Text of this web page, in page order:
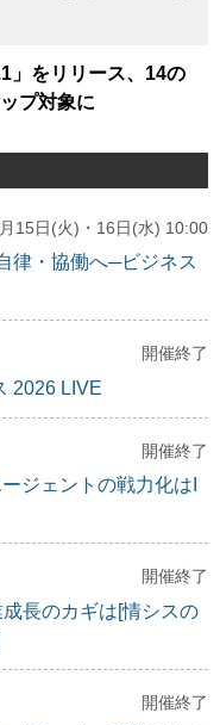
」をリリース、14の
プ対象に
15日(火)・16日(水) 10:00
律・協働へ─ビジネス
開催終了
2026 LIVE
開催終了
ジェントの戦力化はI
開催終了
長のカギは[情シスの
開催終了